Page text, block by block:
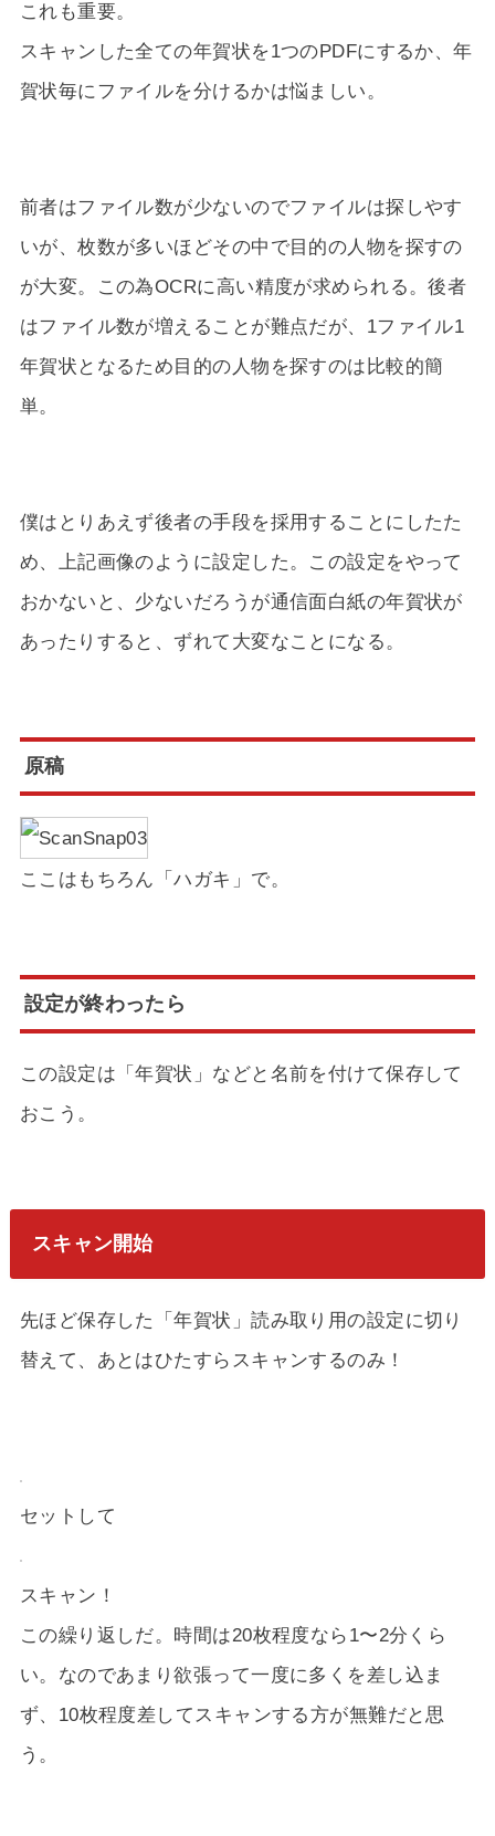
これも重要。
スキャンした全ての年賀状を1つのPDFにするか、年
賀状毎にファイルを分けるかは悩ましい。
前者はファイル数が少ないのでファイルは探しやす
いが、枚数が多いほどその中で目的の人物を探すの
が大変。この為OCRに高い精度が求められる。後者
はファイル数が増えることが難点だが、1ファイル1
年賀状となるため目的の人物を探すのは比較的簡
単。
僕はとりあえず後者の手段を採用することにしたた
め、上記画像のように設定した。この設定をやって
おかないと、少ないだろうが通信面白紙の年賀状が
あったりすると、ずれて大変なことになる。
原稿
ここはもちろん「ハガキ」で。
設定が終わったら
この設定は「年賀状」などと名前を付けて保存して
おこう。
スキャン開始
先ほど保存した「年賀状」読み取り用の設定に切り
替えて、あとはひたすらスキャンするのみ！
セットして
スキャン！
この繰り返しだ。時間は20枚程度なら1〜2分くら
い。なのであまり欲張って一度に多くを差し込ま
ず、10枚程度差してスキャンする方が無難だと思
う。